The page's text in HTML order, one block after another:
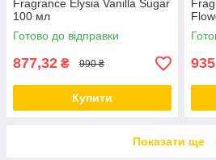
Fragrance Elysia Vanilla Sugar
100 мл
Готово до відправки
877,32 ₴ 990 ₴
Купити
Показати ще